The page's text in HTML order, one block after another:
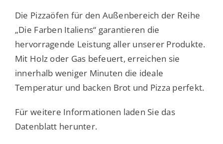
Die Pizzaöfen für den Außenbereich der Reihe
„Die Farben Italiens“ garantieren die
hervorragende Leistung aller unserer Produkte.
Mit Holz oder Gas befeuert, erreichen sie
innerhalb weniger Minuten die ideale
Temperatur und backen Brot und Pizza perfekt.
Für weitere Informationen laden Sie das
Datenblatt herunter.